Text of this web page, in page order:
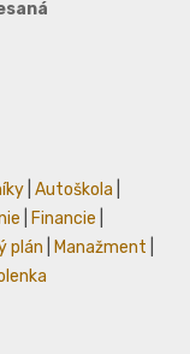
Autoškola
Financie
plán Manažment